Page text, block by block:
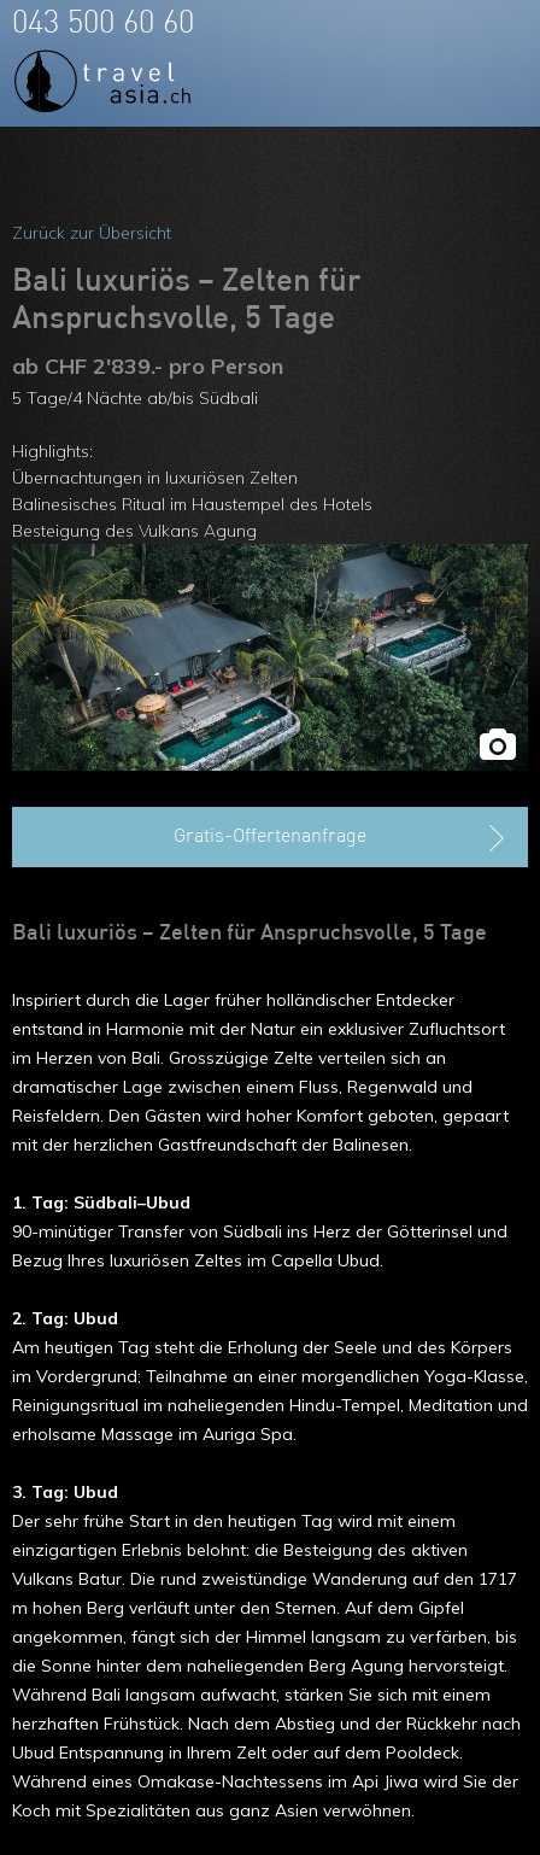
Team
Über uns
Feedbacks
Kontakt
043 500 60 60
Zurück zur Übersicht
Bali luxuriös – Zelten für
Anspruchsvolle, 5 Tage
ab CHF 2'839.- pro Person
5 Tage/4 Nächte ab/bis Südbali
Highlights:
Übernachtungen in luxuriösen Zelten
Balinesisches Ritual im Haustempel des Hotels
Besteigung des Vulkans Agung
Gratis-Offertenanfrage
Bali luxuriös – Zelten für Anspruchsvolle, 5 Tage
Inspiriert durch die Lager früher holländischer Entdecker
entstand in Harmonie mit der Natur ein exklusiver Zufluchtsort
im Herzen von Bali. Grosszügige Zelte verteilen sich an
dramatischer Lage zwischen einem Fluss, Regenwald und
Reisfeldern. Den Gästen wird hoher Komfort geboten, gepaart
mit der herzlichen Gastfreundschaft der Balinesen.
1. Tag: Südbali–Ubud
90-minütiger Transfer von Südbali ins Herz der Götterinsel und
Bezug Ihres luxuriösen Zeltes im Capella Ubud.
2. Tag: Ubud
Am heutigen Tag steht die Erholung der Seele und des Körpers
im Vordergrund; Teilnahme an einer morgendlichen Yoga-Klasse,
Reinigungsritual im naheliegenden Hindu-Tempel, Meditation und
erholsame Massage im Auriga Spa.
3. Tag: Ubud
Der sehr frühe Start in den heutigen Tag wird mit einem
einzigartigen Erlebnis belohnt: die Besteigung des aktiven
Vulkans Batur. Die rund zweistündige Wanderung auf den 1717
m hohen Berg verläuft unter den Sternen. Auf dem Gipfel
angekommen, fängt sich der Himmel langsam zu verfärben, bis
die Sonne hinter dem naheliegenden Berg Agung hervorsteigt.
Während Bali langsam aufwacht, stärken Sie sich mit einem
herzhaften Frühstück. Nach dem Abstieg und der Rückkehr nach
Ubud Entspannung in Ihrem Zelt oder auf dem Pooldeck.
Während eines Omakase-Nachtessens im Api Jiwa wird Sie der
Koch mit Spezialitäten aus ganz Asien verwöhnen.